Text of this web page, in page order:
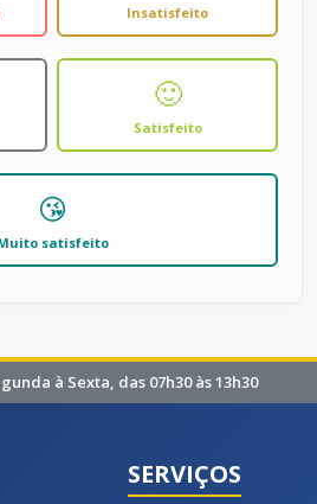
Insatisfeito
🙂
Satisfeito
😘
satisfeito
à Sexta, das 07h30 às 13h30
SERVIÇOS